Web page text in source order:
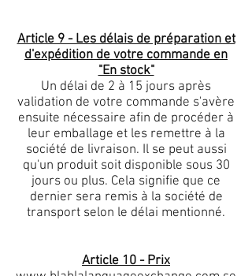
Article 9 - Les délais de préparation et
d'expédition de votre commande en
"En stock"
Un délai de 2 à 15 jours après
validation de votre commande s'avère
ensuite nécessaire afin de procéder à
leur emballage et les remettre à la
société de livraison. Il se peut aussi
qu'un produit soit disponible sous 30
jours ou plus. Cela signifie que ce
dernier sera remis à la société de
transport selon le délai mentionné.
Article 10 - Prix